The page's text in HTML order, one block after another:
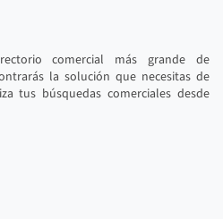
comercial más grande de
la solución que necesitas de
tus búsquedas comerciales desde